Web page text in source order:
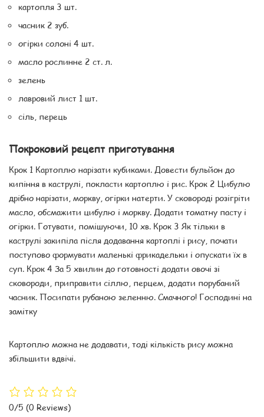
картопля 3 шт.
часник 2 зуб.
огірки солоні 4 шт.
масло рослинне 2 ст. л.
зелень
лавровий лист 1 шт.
сіль, перець
Покроковий рецепт приготування
Крок 1 Картоплю нарізати кубиками. Довести бульйон до
кипіння в каструлі, покласти картоплю і рис. Крок 2 Цибулю
дрібно нарізати, моркву, огірки натерти. У сковороді розігріти
масло, обсмажити цибулю і моркву. Додати томатну пасту і
огірки. Готувати, помішуючи, 10 хв. Крок 3 Як тільки в
каструлі закипіла після додавання картоплі і рису, почати
поступово формувати маленькі фрикадельки і опускати їх в
суп. Крок 4 За 5 хвилин до готовності додати овочі зі
сковороди, приправити сіллю, перцем, додати порубаний
часник. Посипати рубаною зеленню. Смачного! Господині на
замітку
Картоплю можна не додавати, тоді кількість рису можна
збільшити вдвічі.
0/5 (0 Reviews)